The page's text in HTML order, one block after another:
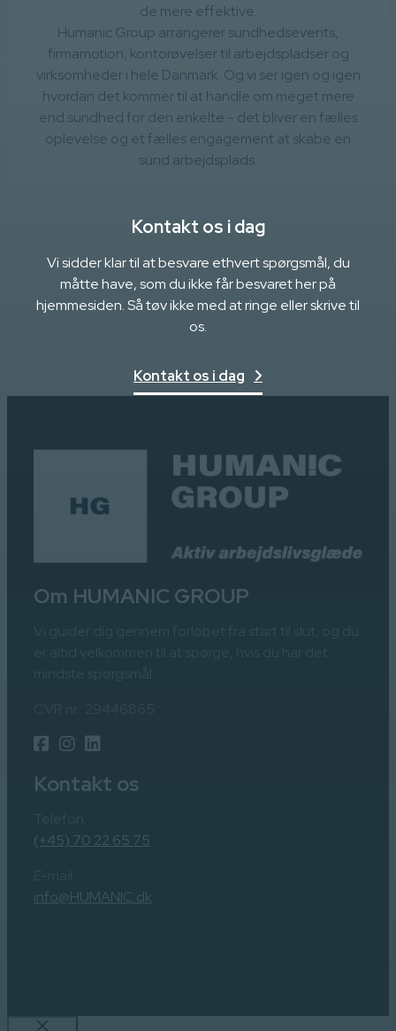
de mere effektive.
Humanic Group arrangerer sundhedsevents,
firmamotion, kontorøvelser til arbejdspladser og
virksomheder i hele Danmark. Og vi ser igen og igen
hvordan det kommer til at handle om meget mere
end sundhed for den enkelte - det bliver en fælles
oplevelse og et fælles engagement at skabe en
sund arbejdsplads.
Kontakt os i dag
Vi sidder klar til at besvare ethvert spørgsmål, du
måtte have, som du ikke får besvaret her på
hjemmesiden. Så tøv ikke med at ringe eller skrive til
os.
Kontakt os i dag
Om HUMANIC GROUP
Kontakt os
(+45) 70 22 65 75
info@HUMANIC.dk